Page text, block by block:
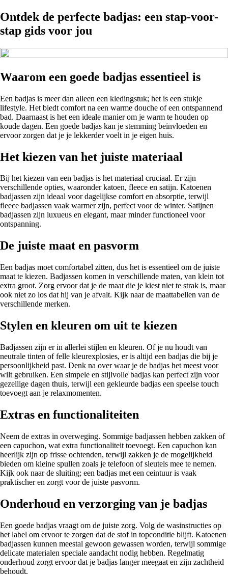
Ontdek de perfecte badjas: een stap-voor-
stap gids voor jou
Waarom een goede badjas essentieel is
Een badjas is meer dan alleen een kledingstuk; het is een stukje
lifestyle. Het biedt comfort na een warme douche of een ontspannend
bad. Daarnaast is het een ideale manier om je warm te houden op
koude dagen. Een goede badjas kan je stemming beïnvloeden en
ervoor zorgen dat je je lekkerder voelt in je eigen huis.
Het kiezen van het juiste materiaal
Bij het kiezen van een badjas is het materiaal cruciaal. Er zijn
verschillende opties, waaronder katoen, fleece en satijn. Katoenen
badjassen zijn ideaal voor dagelijkse comfort en absorptie, terwijl
fleece badjassen vaak warmer zijn, perfect voor de winter. Satijnen
badjassen zijn luxueus en elegant, maar minder functioneel voor
ontspanning.
De juiste maat en pasvorm
Een badjas moet comfortabel zitten, dus het is essentieel om de juiste
maat te kiezen. Badjassen komen in verschillende maten, van klein tot
extra groot. Zorg ervoor dat je de maat die je kiest niet te strak is, maar
ook niet zo los dat hij van je afvalt. Kijk naar de maattabellen van de
verschillende merken.
Stylen en kleuren om uit te kiezen
Badjassen zijn er in allerlei stijlen en kleuren. Of je nu houdt van
neutrale tinten of felle kleurexplosies, er is altijd een badjas die bij je
persoonlijkheid past. Denk na over waar je de badjas het meest voor
wilt gebruiken. Een simpele en stijlvolle badjas kan perfect zijn voor
gezellige dagen thuis, terwijl een gekleurde badjas een speelse touch
toevoegt aan je relaxmomenten.
Extras en functionaliteiten
Neem de extras in overweging. Sommige badjassen hebben zakken of
een capuchon, wat extra functionaliteit toevoegt. Een capuchon kan
heerlijk zijn op frisse ochtenden, terwijl zakken je de mogelijkheid
bieden om kleine spullen zoals je telefoon of sleutels mee te nemen.
Kijk ook naar de sluiting; een badjas met een ceintuur is vaak
praktischer en zorgt voor de juiste pasvorm.
Onderhoud en verzorging van je badjas
Een goede badjas vraagt om de juiste zorg. Volg de wasinstructies op
het label om ervoor te zorgen dat de stof in topconditie blijft. Katoenen
badjassen kunnen meestal gewoon gewassen worden, terwijl sommige
delicate materialen speciale aandacht nodig hebben. Regelmatig
onderhoud zorgt ervoor dat je badjas langer meegaat en zijn zachtheid
behoudt.